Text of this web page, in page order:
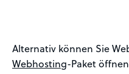
Alternativ können Sie
Webhosting-Paket